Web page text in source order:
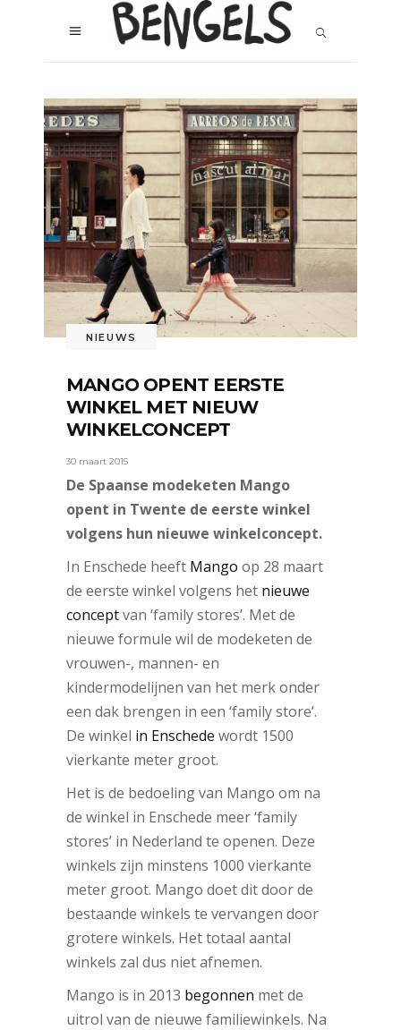
NIEUWS
MANGO OPENT EERSTE
WINKEL MET NIEUW
WINKELCONCEPT
30 maart 2015
De Spaanse modeketen Mango
opent in Twente de eerste winkel
volgens hun nieuwe winkelconcept.
In Enschede heeft Mango op 28 maart
de eerste winkel volgens het nieuwe
conceptvan ‘family stores’. Met de
nieuwe formule wil de modeketen de
vrouwen-, mannen- en
kindermodelijnen van het merk onder
een dak brengen in een ‘family store’.
De winkel in Enschede wordt 1500
vierkante meter groot.
Het is de bedoeling van Mango om na
de winkel in Enschede meer ‘family
stores’ in Nederland te openen. Deze
winkels zijn minstens 1000 vierkante
meter groot. Mango doet dit door de
bestaande winkels te vervangen door
grotere winkels. Het totaal aantal
winkels zal dus niet afnemen.
Mango is in 2013 begonnen met de
uitrol van de nieuwe familiewinkels. Na